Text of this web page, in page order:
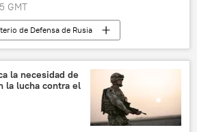
GMT
de Defensa de Rusia
maniobras
la necesidad de
la lucha contra el